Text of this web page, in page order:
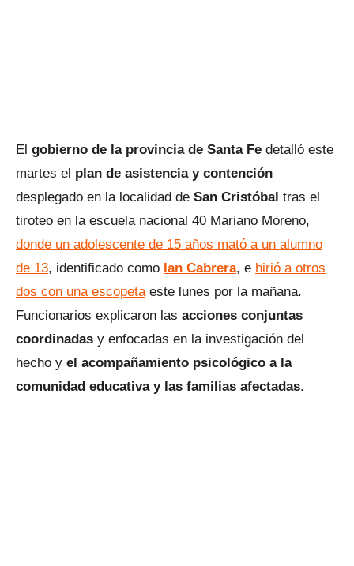
El gobierno de la provincia de Santa Fe detalló este
martes el plan de asistencia y contención
desplegado en la localidad de San Cristóbal tras el
tiroteo en la escuela nacional 40 Mariano Moreno,
donde un adolescente de 15 años mató a un alumno
de 13, identificado como Ian Cabrera, e hirió a otros
dos con una escopetaeste lunes por la mañana.
Funcionarios explicaron las acciones conjuntas
coordinadas y enfocadas en la investigación del
hecho y el acompañamiento psicológico a la
comunidad educativa y las familias afectadas.